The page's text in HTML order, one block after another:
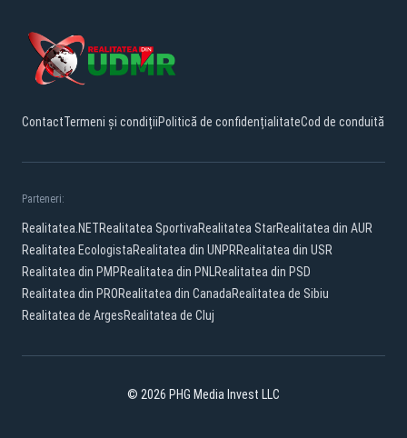
ContactTermeni și condițiiPolitică de confidențialitateCod de conduită
Parteneri:
Realitatea.NETRealitatea SportivaRealitatea StarRealitatea din AUR
Realitatea EcologistaRealitatea din UNPRRealitatea din USR
Realitatea din PMPRealitatea din PNLRealitatea din PSD
Realitatea din PRORealitatea din CanadaRealitatea de Sibiu
Realitatea de ArgesRealitatea de Cluj
© 2026 PHG Media Invest LLC